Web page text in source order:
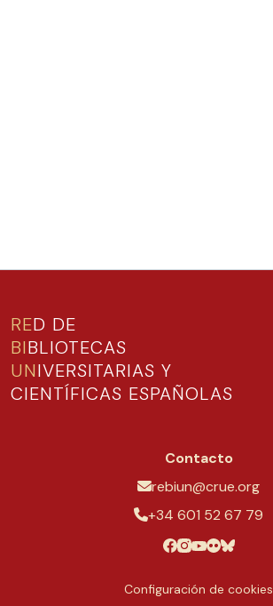
RED DE
BIBLIOTECAS
UNIVERSITARIAS Y
CIENTÍFICAS ESPAÑOLAS
Contacto
rebiun@crue.org
+34 601 52 67 79
Configuración de cookies